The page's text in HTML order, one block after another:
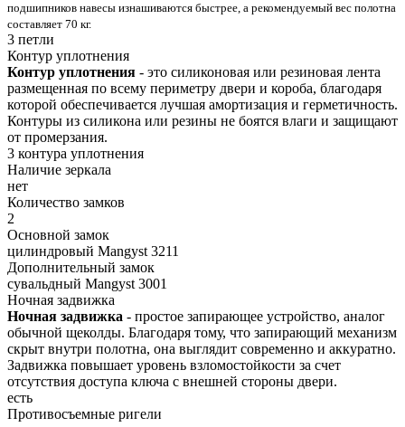
подшипников навесы изнашиваются быстрее, а рекомендуемый вес полотна
составляет 70 кг.
3 петли
Контур уплотнения
Контур уплотнения - это силиконовая или резиновая лента
размещенная по всему периметру двери и короба, благодаря
которой обеспечивается лучшая амортизация и герметичность.
Контуры из силикона или резины не боятся влаги и защищают
от промерзания.
3 контура уплотнения
Наличие зеркала
нет
Количество замков
2
Основной замок
цилиндровый Mangyst 3211
Дополнительный замок
сувальдный Mangyst 3001
Ночная задвижка
Ночная задвижка - простое запирающее устройство, аналог
обычной щеколды. Благодаря тому, что запирающий механизм
скрыт внутри полотна, она выглядит современно и аккуратно.
Задвижка повышает уровень взломостойкости за счет
отсутствия доступа ключа с внешней стороны двери.
есть
Противосъемные ригели